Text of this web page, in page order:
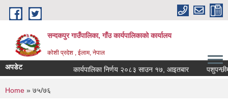
Skip to main content
सन्दकपुर गाउँपालिका, गाँउ कार्यपालिकाको कार्यालय
कोशी प्रदेश , ईलाम, नेपाल
अपडेट कार्यपालिका निर्णय २०८३ साउन १७, आइतबार
You are here
Home » ७५/७६